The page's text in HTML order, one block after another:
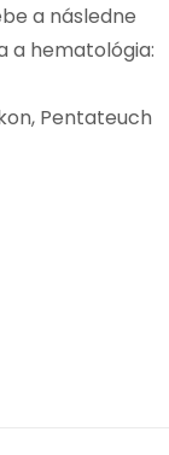
a následne
a hematológia:
Pentateuch